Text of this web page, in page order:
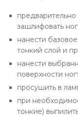
предварительно
зашлифовать
нанести
тонкий слой и
нанести
поверхности
просушить в
при
тонкие)